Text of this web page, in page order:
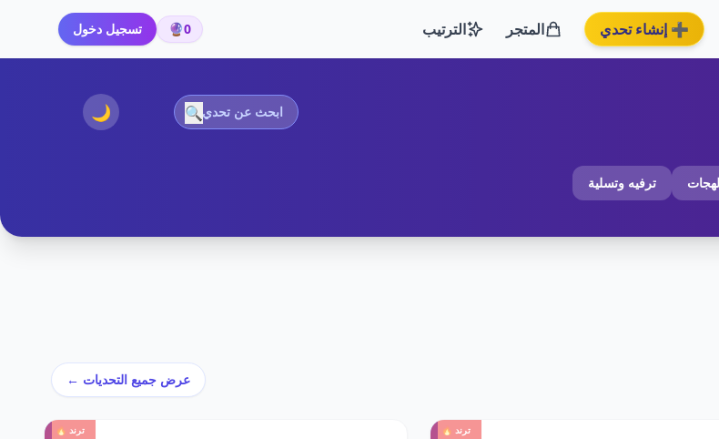
➕ إنشاء تحدي المتجر الترتيب 0
🔮 تسجيل دخول
🔍
🌙
ترفيه وتسلية
عرض جميع التحديات ←
ترند 🔥 ترند 🔥